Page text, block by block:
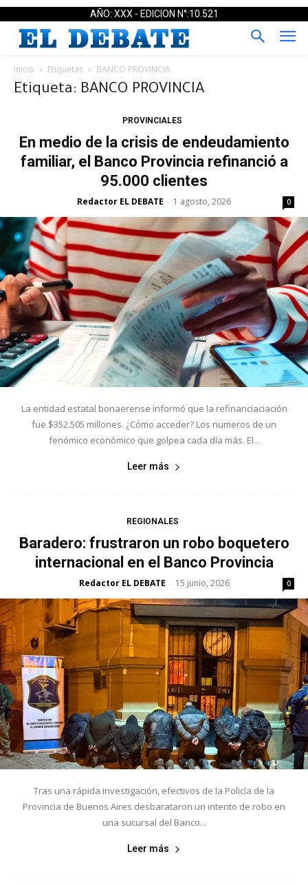
AÑO: XXX - EDICION N°:10.521
Inicio Etiquetas BANCO PROVINCIA
Etiqueta: BANCO PROVINCIA
PROVINCIALES
En medio de la crisis de endeudamiento
familiar, el Banco Provincia refinanció a
95.000 clientes
Redactor EL DEBATE - 1 agosto, 2026 0
La entidad estatal bonaerense informó que la refinanciaciación
fue $352.505 millones. ¿Cómo acceder? Los numeros de un
fenómico económico que golpea cada día más. El...
Leer más
REGIONALES
Baradero: frustraron un robo boquetero
internacional en el Banco Provincia
Redactor EL DEBATE - 15 junio, 2026 0
Tras una rápida investigación, efectivos de la Policía de la
Provincia de Buenos Aires desbarataron un intento de robo en
una sucursal del Banco...
Leer más